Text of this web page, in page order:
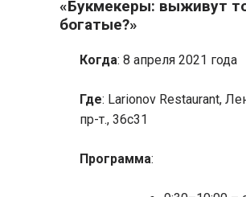
«Букмекеры: выживут
богатые?»
Когда: 8 апреля 2021 года
Где: Larionov Restaurant,
пр-т., 36с31
Программа: